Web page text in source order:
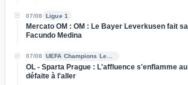
07/08 Ligue 1
Mercato OM : OM : Le Bayer Leverkusen fait
Facundo Medina
07/08 UEFA Champions League
OL - Sparta Prague : L'affluence s'enflamme
défaite à l'aller